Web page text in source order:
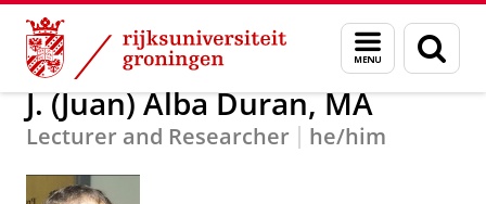
Skip
Content
Skip
Navigation
Menu
en
zoeken
Over ons J. (Juan) Alba Duran, MA
J. (Juan) Alba Duran, MA
Lecturer and Researcher he/him